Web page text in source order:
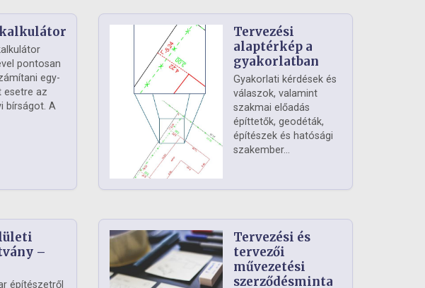
pontosan
egy-
esetre az
bírságot. A
Tervezési
alaptérkép a
gyakorlatban
Gyakorlati kérdések és
válaszok, valamint
szakmai előadás
építtetők, geodéták,
építészek és hatósági
szakember...
–
építészetről
Tervezési és
tervezői
művezetési
szerződésminta